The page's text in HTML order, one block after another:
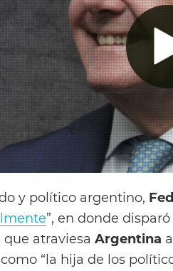
y político argentino,
”, en donde
atraviesa Argentina
como “la hija de los